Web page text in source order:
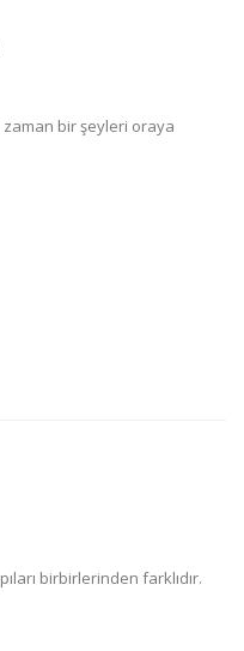
zaman bir şeyleri oraya
birbirlerinden farklıdır.